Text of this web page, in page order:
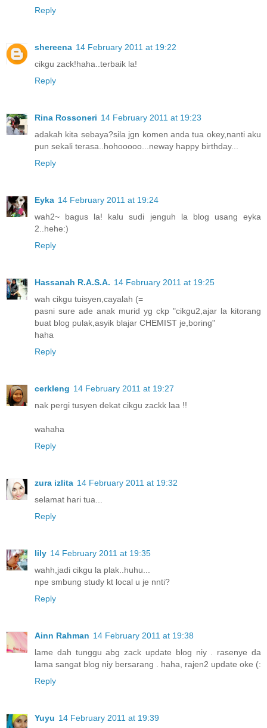
Reply
shereena 14 February 2011 at 19:22
cikgu zack!haha..terbaik la!
Reply
Rina Rossoneri 14 February 2011 at 19:23
adakah kita sebaya?sila jgn komen anda tua okey,nanti aku
pun sekali terasa..hohooooo...neway happy birthday...
Reply
Eyka 14 February 2011 at 19:24
wah2~ bagus la! kalu sudi jenguh la blog usang eyka
2..hehe:)
Reply
Hassanah R.A.S.A. 14 February 2011 at 19:25
wah cikgu tuisyen,cayalah (=
pasni sure ade anak murid yg ckp "cikgu2,ajar la kitorang
buat blog pulak,asyik blajar CHEMIST je,boring"
haha
Reply
cerkleng 14 February 2011 at 19:27
nak pergi tusyen dekat cikgu zackk laa !!
wahaha
Reply
zura izlita 14 February 2011 at 19:32
selamat hari tua...
Reply
lily 14 February 2011 at 19:35
wahh,jadi cikgu la plak..huhu...
npe smbung study kt local u je nnti?
Reply
Ainn Rahman 14 February 2011 at 19:38
lame dah tunggu abg zack update blog niy . rasenye da
lama sangat blog niy bersarang . haha, rajen2 update oke (:
Reply
Yuyu 14 February 2011 at 19:39